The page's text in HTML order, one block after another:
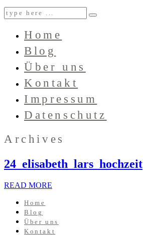
Home
Blog
Über uns
Kontakt
Impressum
Datenschutz
Archives
24_elisabeth_lars_hochzeit
READ MORE
Home
Blog
Über uns
Kontakt